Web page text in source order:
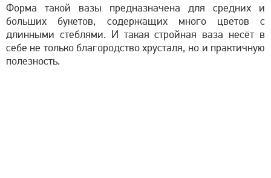
Форма такой вазы предназначена для средних и
больших букетов, содержащих много цветов с
длинными стеблями. И такая стройная ваза несёт в
себе не только благородство хрусталя, но и практичную
полезность.